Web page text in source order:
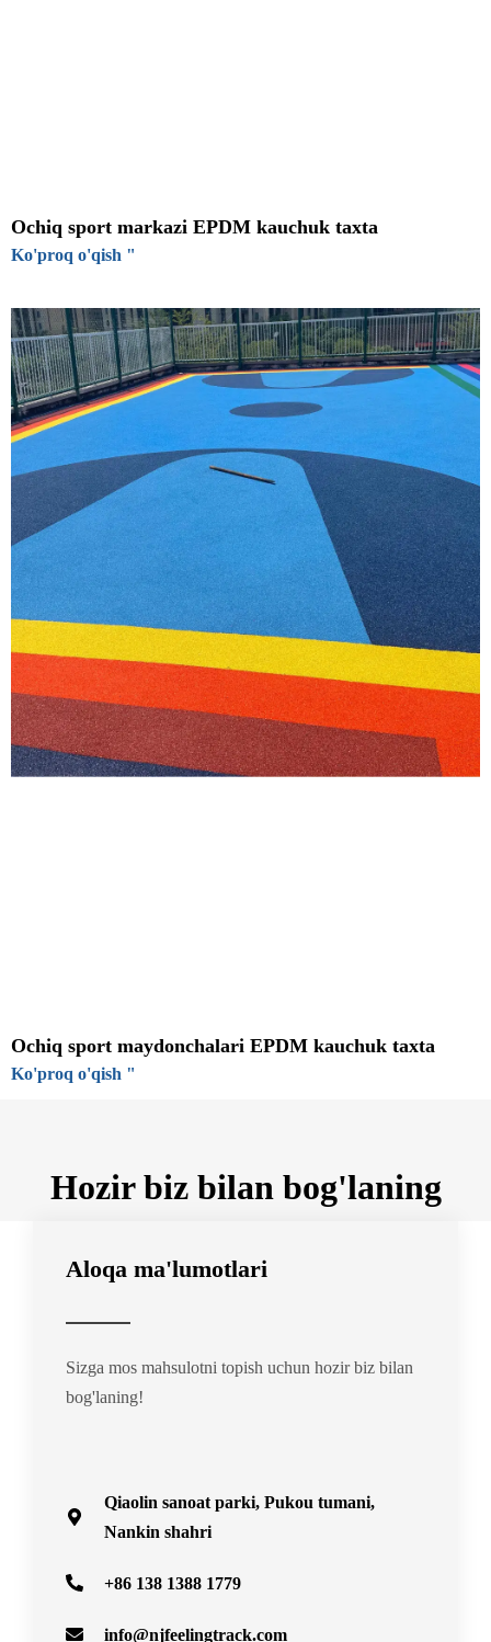
Ochiq sport markazi EPDM kauchuk taxta
Ko'proq o'qish "
Ochiq sport maydonchalari EPDM kauchuk taxta
Ko'proq o'qish "
Hozir biz bilan bog'laning
Aloqa ma'lumotlari
Sizga mos mahsulotni topish uchun hozir biz bilan
bog'laning!
Qiaolin sanoat parki, Pukou tumani,
Nankin shahri
+86 138 1388 1779
info@njfeelingtrack.com